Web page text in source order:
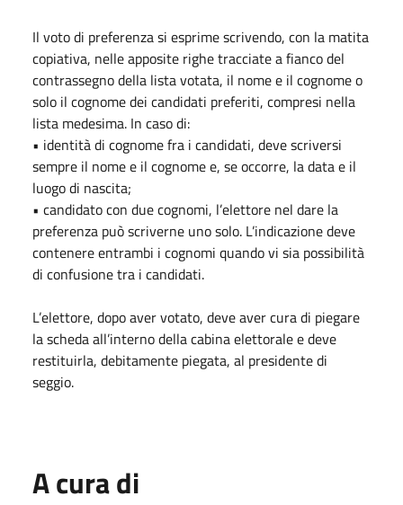
Il voto di preferenza si esprime scrivendo, con la matita
copiativa, nelle apposite righe tracciate a fianco del
contrassegno della lista votata, il nome e il cognome o
solo il cognome dei candidati preferiti, compresi nella
lista medesima. In caso di:
• identità di cognome fra i candidati, deve scriversi
sempre il nome e il cognome e, se occorre, la data e il
luogo di nascita;
• candidato con due cognomi, l’elettore nel dare la
preferenza può scriverne uno solo. L’indicazione deve
contenere entrambi i cognomi quando vi sia possibilità
di confusione tra i candidati.
L’elettore, dopo aver votato, deve aver cura di piegare
la scheda all’interno della cabina elettorale e deve
restituirla, debitamente piegata, al presidente di
seggio.
A cura di